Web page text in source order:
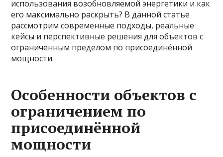
использования возобновляемой энергетики и как
его максимально раскрыть? В данной статье
рассмотрим современные подходы, реальные
кейсы и перспективные решения для объектов с
ограниченным пределом по присоединённой
мощности.
Особенности объектов с
ограничением по
присоединённой
мощности